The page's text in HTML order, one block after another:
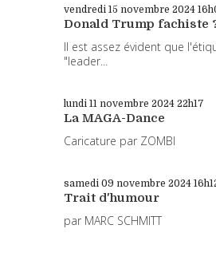
vendredi 15 novembre 2024
Donald Trump fachiste
Il est assez évident que
"leader...
lundi 11 novembre 2024 22h17
La MAGA-Dance
Caricature par ZOMBI
samedi 09 novembre 2024
Trait d'humour
par MARC SCHMITT